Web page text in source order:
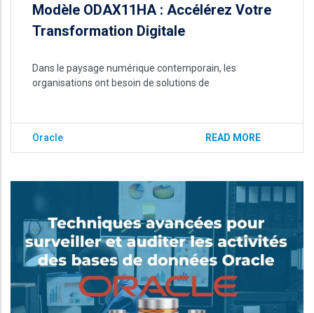
Modèle ODAX11HA : Accélérez Votre
Transformation Digitale
Dans le paysage numérique contemporain, les
organisations ont besoin de solutions de
Oracle READ MORE